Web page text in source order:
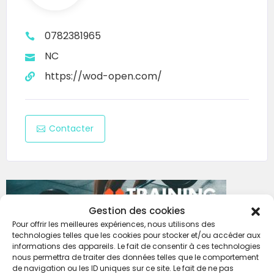
Gestion des cookies
Pour offrir les meilleures expériences, nous utilisons des
technologies telles que les cookies pour stocker et/ou accéder aux
informations des appareils. Le fait de consentir à ces technologies
nous permettra de traiter des données telles que le comportement
de navigation ou les ID uniques sur ce site. Le fait de ne pas
Contact
Audrey :
Email :
Réseaux
Instagram @battle_of_dunkerque
Politique de remboursement
Aucun remboursement possible après
inscription.
0782381965
NC
https://wod-open.com/
Contacter